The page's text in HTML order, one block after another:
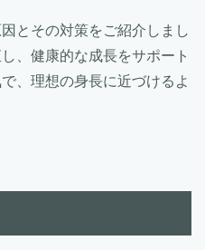
とその対策をご紹介しまし
、健康的な成長をサポート
、理想の身長に近づけるよ